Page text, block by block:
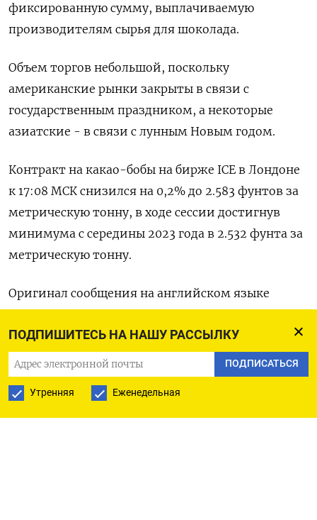
ПОДПИШИТЕСЬ НА НАШУ РАССЫЛКУ
ПОДПИСАТЬСЯ
Утренняя Еженедельная
фиксированную сумму, выплачиваемую
производителям сырья для ​шоколада.
Объем торгов небольшой, ‌поскольку
американские рынки закрыты в ​связи с
государственным праздником, ‌а некоторые
азиатские - в связи с лунным Новым годом.
Контракт ​на ​какао-‌бобы на бирже ICE в ​Лондоне
к 17:08 МСК снизился на 0,2% до 2.583 фунтов за
метрическую тонну, в ходе сессии ​достигнув
⁠минимума с середины 2023 года в ‌2.532 фунта за
‌метрическую тонну.
Оригинал сообщения на английском ​языке
(Мэй Энджел)
ПОДПИСАТЬСЯ НА ТЕЛЕГРАМ